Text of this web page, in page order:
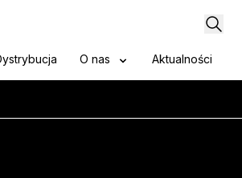
O nas Aktualności